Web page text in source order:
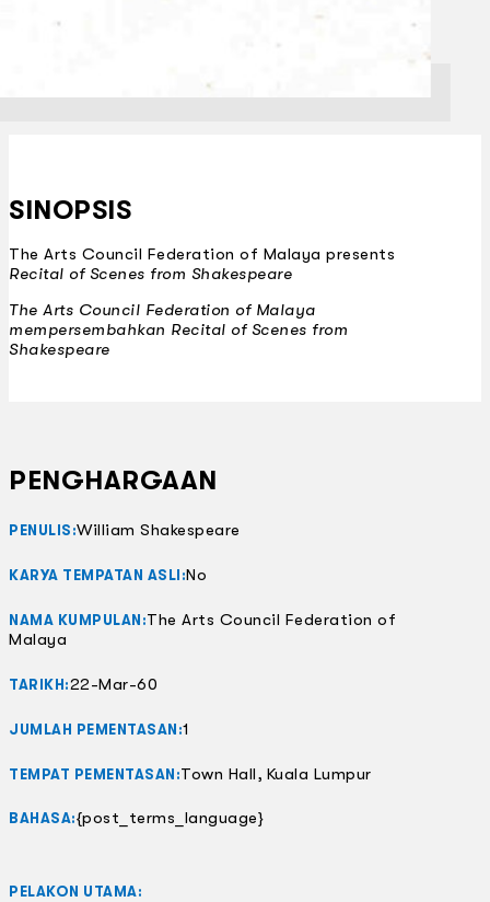
SINOPSIS
The Arts Council Federation of Malaya presents
Recital of Scenes from Shakespeare
The Arts Council Federation of Malaya
mempersembahkan Recital of Scenes from
Shakespeare
PENGHARGAAN
PENULIS:William Shakespeare
KARYA TEMPATAN ASLI:No
NAMA KUMPULAN:The Arts Council Federation of
Malaya
TARIKH:22-Mar-60
JUMLAH PEMENTASAN:1
TEMPAT PEMENTASAN:Town Hall, Kuala Lumpur
BAHASA:{post_terms_language}
PELAKON UTAMA: